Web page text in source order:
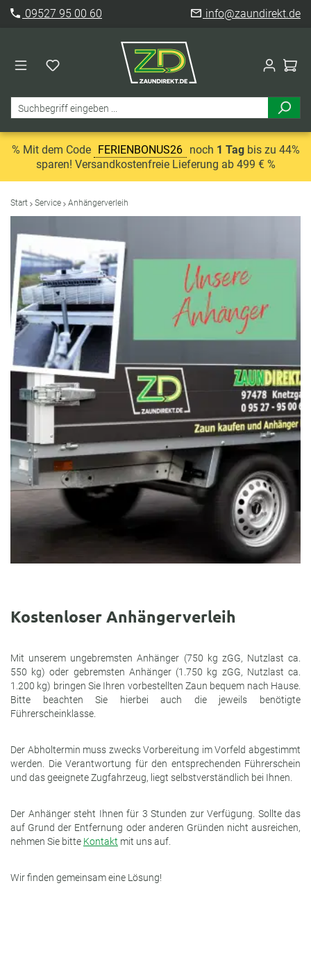
09527 95 00 60 info@zaundirekt.de
% Mit dem Code FERIENBONUS26 noch 1 Tagbis zu 44%
sparen! Versandkostenfreie Lieferung ab 499 € %
Start Service Anhängerverleih
Kostenloser Anhängerverleih
Mit unserem ungebremsten Anhänger (750 kg zGG, Nutzlast ca.
550 kg) oder gebremsten Anhänger (1.750 kg zGG, Nutzlast ca.
1.200 kg) bringen Sie Ihren vorbestellten Zaun bequem nach Hause.
Bitte beachten Sie hierbei auch die jeweils benötigte
Führerscheinklasse.
Der Abholtermin muss zwecks Vorbereitung im Vorfeld abgestimmt
werden. Die Verantwortung für den entsprechenden Führerschein
und das geeignete Zugfahrzeug, liegt selbstverständlich bei Ihnen.
Der Anhänger steht Ihnen für 3 Stunden zur Verfügung. Sollte das
auf Grund der Entfernung oder anderen Gründen nicht ausreichen,
nehmen Sie bitte Kontakt mit uns auf.
Wir finden gemeinsam eine Lösung!